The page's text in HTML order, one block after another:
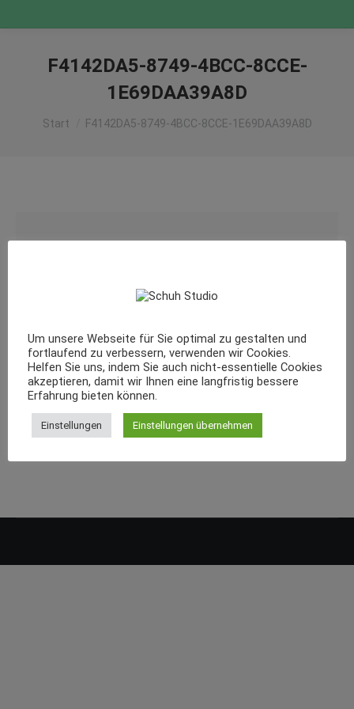
F4142DA5-8749-4BCC-8CCE-
1E69DAA39A8D
Sie befinden sich hier:
Start F4142DA5-8749-4BCC-8CCE-1E69DAA39A8D
Um unsere Webseite für Sie optimal zu gestalten und
fortlaufend zu verbessern, verwenden wir Cookies.
Helfen Sie uns, indem Sie auch nicht-essentielle Cookies
akzeptieren, damit wir Ihnen eine langfristig bessere
Erfahrung bieten können.
Einstellungen Einstellungen übernehmen